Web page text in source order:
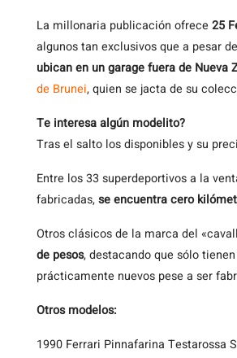
La millonaria publicación ofrece 25
algunos tan exclusivos que a pesar
ubican en un garage fuera de Nueva
de Brunei, quien se jacta de su
Te interesa algún modelito?
Tras el salto los disponibles y su
Entre los 33 superdeportivos a la
fabricadas,se encuentra cero
Otros clásicos de la marca del
de pesos, destacando que sólo
prácticamente nuevos pese a ser
Otros modelos:
1990 Ferrari Pinnafarina Testarossa